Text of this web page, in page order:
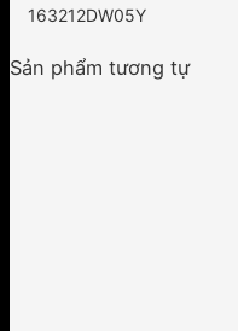
163212DW05Y
Sản phẩm tương tự